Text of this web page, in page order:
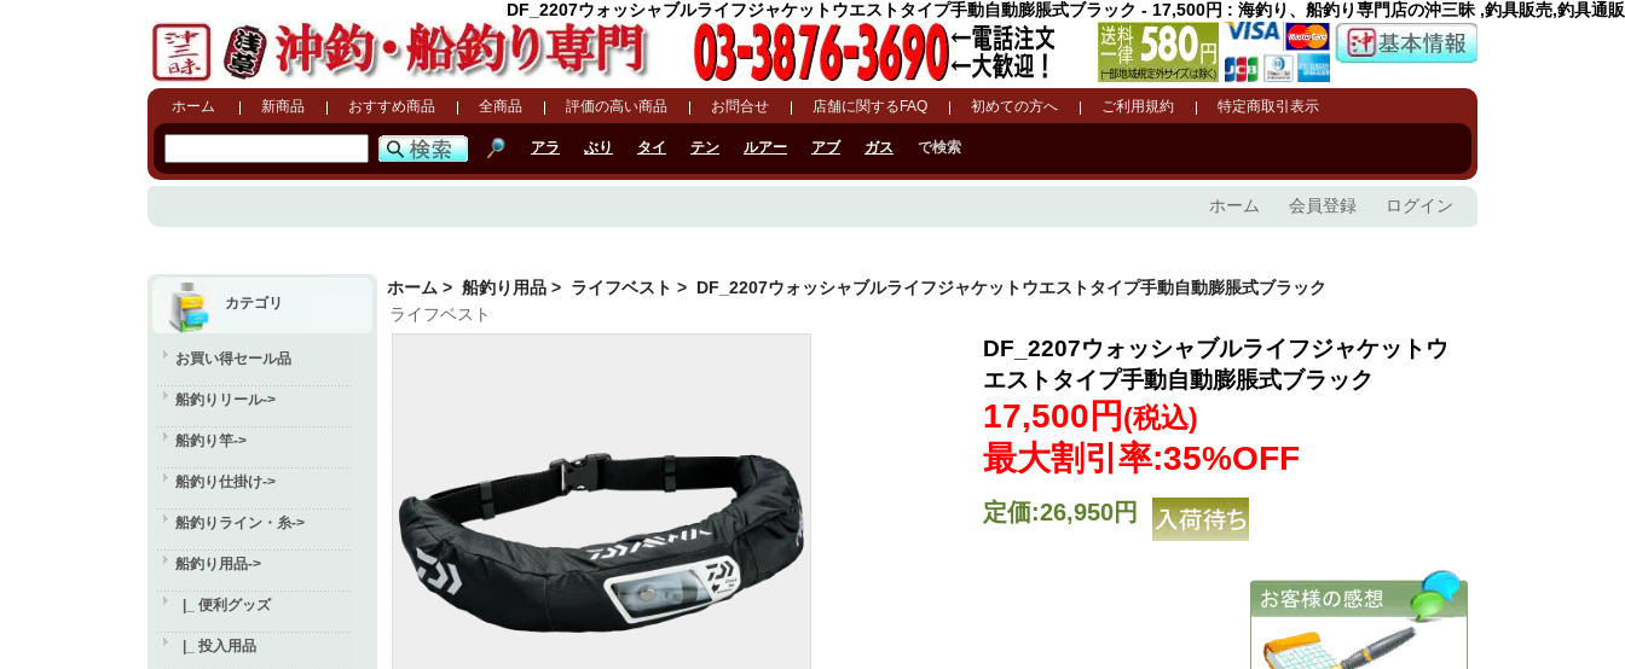
DF_2207ウォッシャブルライフジャケットウエストタイプ手動自動膨脹式ブラック - 17,500円 : 海釣り、船釣り専門店の沖三昧 ,釣具販売,釣具通販
ホーム 新商品 おすすめ商品 全商品 評価の高い商品 お問合せ 店舗に関するFAQ 初めての方へ ご利用規約 特定商取引表示
アラ ぶり タイ テン ルアー アブ ガス で検索
ホーム 会員登録 ログイン
カテゴリ
お買い得セール品
船釣りリール->
船釣り竿->
船釣り仕掛け->
船釣りライン・糸->
船釣り用品->
|_ 便利グッズ
|_ 投入用品
ホーム > 船釣り用品 > ライフベスト > DF_2207ウォッシャブルライフジャケットウエストタイプ手動自動膨脹式ブラック
ライフベスト
DF_2207ウォッシャブルライフジャケットウ
エストタイプ手動自動膨脹式ブラック
17,500円 (税込)
最大割引率:35%OFF
定価:26,950円